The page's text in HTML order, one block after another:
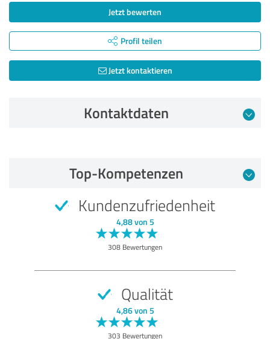
Jetzt bewerten
Profil teilen
Jetzt kontaktieren
Kontaktdaten
Empfehlung
Top-Kompetenzen
Kundenzufriedenheit
4,88 von 5
308 Bewertungen
Qualität
4,86 von 5
303 Bewertungen